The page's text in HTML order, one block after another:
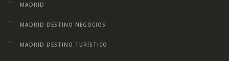
MADRID
MADRID DESTINO NEGOCIOS
MADRID DESTINO TURÍSTICO